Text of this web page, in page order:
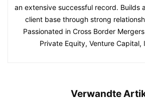
an extensive successful record. Builds
client base through strong
Passionated in Cross Border
Private Equity, Venture Capital,
Verwandte